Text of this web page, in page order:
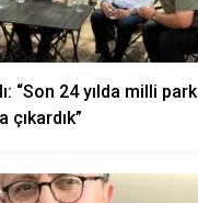
“Son 24 yılda milli park
çıkardık”